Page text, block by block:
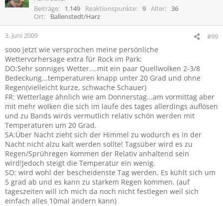
Beiträge
1.149 Reaktionspunkte 9 Alter
36
Ort
Ballenstedt/Harz
3. Juni 2009 #99
sooo jetzt wie versprochen meine persönliche
Wettervorhersage extra für Rock im Park:
DO:Sehr sonniges Wetter....mit ein paar Quellwolken 2-3/8
Bedeckung...temperaturen knapp unter 20 Grad und ohne
Regen(vielleicht kurze, schwache Schauer)
FR: Wetterlage ähnlich wie am Donnerstag...am vormittag aber
mit mehr wolken die sich im laufe des tages allerdings auflösen
und zu Bands wirds vermutlich relativ schön werden mit
Temperaturen um 20 Grad.
SA:Über Nacht zieht sich der Himmel zu wodurch es in der
Nacht nicht alzu kalt werden sollte! Tagsüber wird es zu
Regen/Sprühregen kommen der Relativ anhaltend sein
wird!Jedoch steigt die Temperatur ein wenig.
SO: wird wohl der bescheidenste Tag werden. Es kühlt sich um
5 grad ab und es kann zu starkem Regen kommen. (auf
tageszeiten will ich mich da noch nicht festlegen weil sich
einfach alles 10mal ändern kann)